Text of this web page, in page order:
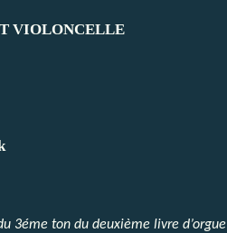
VIOLONCELLE
3éme ton du deuxième livre d’orgue